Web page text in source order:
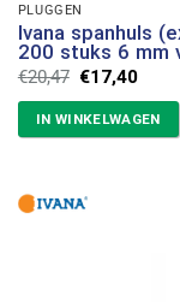
PLUGGEN
Ivana spanhuls
200 stuks 6 mm
€20,47
prijs
was:
€20,47.
€17,40
is:
IN WINKELWAGEN